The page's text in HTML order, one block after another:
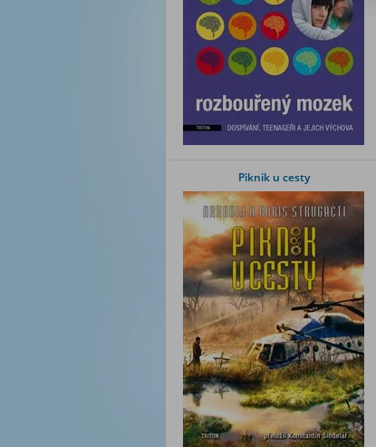
Piknik u cesty